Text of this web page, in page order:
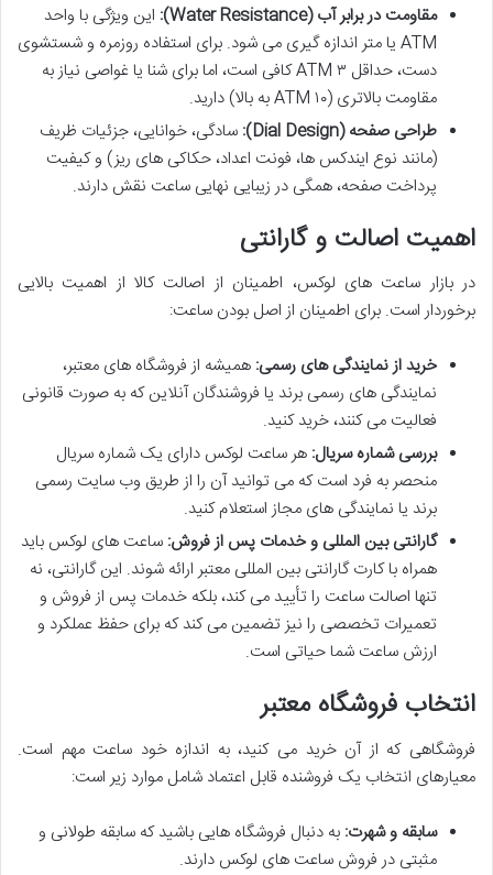
مقاومت در برابر آب (Water Resistance):
این ویژگی با واحد
ATM یا متر اندازه گیری می شود. برای استفاده روزمره و شستشوی
دست، حداقل ۳ ATM کافی است، اما برای شنا یا غواصی نیاز به
مقاومت بالاتری (۱۰ ATM به بالا) دارید.
طراحی صفحه (Dial Design):
سادگی، خوانایی، جزئیات ظریف
(مانند نوع ایندکس ها، فونت اعداد، حکاکی های ریز) و کیفیت
پرداخت صفحه، همگی در زیبایی نهایی ساعت نقش دارند.
اهمیت اصالت و گارانتی
در بازار ساعت های لوکس، اطمینان از اصالت کالا از اهمیت بالایی
برخوردار است. برای اطمینان از اصل بودن ساعت:
خرید از نمایندگی های رسمی: همیشه از فروشگاه های معتبر،
نمایندگی های رسمی برند یا فروشندگان آنلاین که به صورت قانونی
فعالیت می کنند، خرید کنید.
بررسی شماره سریال: هر ساعت لوکس دارای یک شماره سریال
منحصر به فرد است که می توانید آن را از طریق وب سایت رسمی
برند یا نمایندگی های مجاز استعلام کنید.
گارانتی بین المللی و خدمات پس از فروش: ساعت های لوکس باید
همراه با کارت گارانتی بین المللی معتبر ارائه شوند. این گارانتی، نه
تنها اصالت ساعت را تأیید می کند، بلکه خدمات پس از فروش و
تعمیرات تخصصی را نیز تضمین می کند که برای حفظ عملکرد و
ارزش ساعت شما حیاتی است.
انتخاب فروشگاه معتبر
فروشگاهی که از آن خرید می کنید، به اندازه خود ساعت مهم است.
معیارهای انتخاب یک فروشنده قابل اعتماد شامل موارد زیر است:
سابقه و شهرت: به دنبال فروشگاه هایی باشید که سابقه طولانی و
مثبتی در فروش ساعت های لوکس دارند.